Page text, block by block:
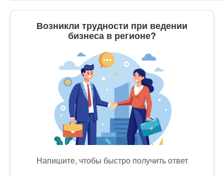
Возникли трудности при ведении
бизнеса в регионе?
Напишите, чтобы быстро получить ответ